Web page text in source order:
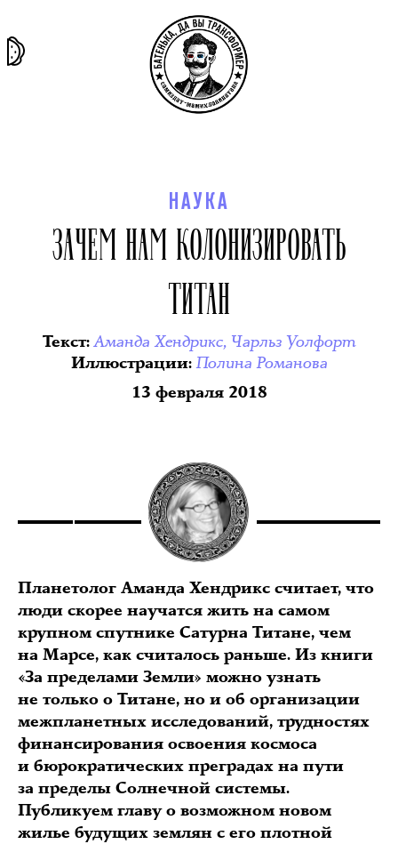
НАУКА
ЗАЧЕМ НАМ КОЛОНИЗИРОВАТЬ
ТИТАН
Текст:Аманда Хендрикс, Чарльз Уолфорт
Иллюстрации:Полина Романова
13 февраля 2018
Планетолог Аманда Хендрикс считает, что
люди скорее научатся жить на самом
крупном спутнике Сатурна Титане, чем
на Марсе, как считалось раньше. Из книги
«За пределами Земли» можно узнать
не только о Титане, но и об организации
межпланетных исследований, трудностях
финансирования освоения космоса
и бюрократических преградах на пути
за пределы Солнечной системы.
Публикуем главу о возможном новом
жилье будущих землян с его плотной